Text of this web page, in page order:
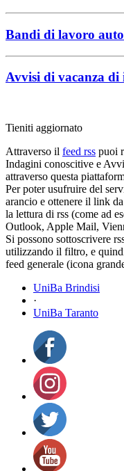
Bandi di lavoro
Avvisi di vacanza di
Tieniti aggiornato
Attraverso il feed rss puoi
Indagini conoscitive e
attraverso questa
Per poter usufruire del
arancio e ottenere il link
la lettura di rss (come ad
Outlook, Apple Mail,
Si possono sottoscrivere
utilizzando il filtro, e
feed generale (icona
UniBa Brindisi
·
UniBa Taranto